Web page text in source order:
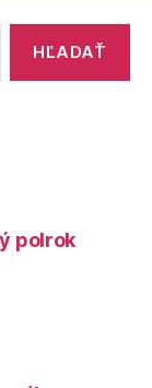
polrok